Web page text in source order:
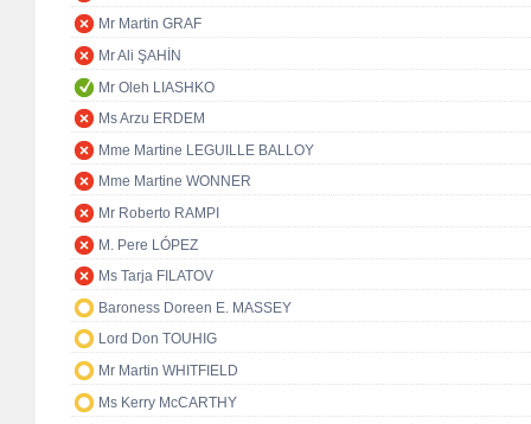
Mr Martin GRAF
Mr Ali ŞAHİN
Mr Oleh LIASHKO
Ms Arzu ERDEM
Mme Martine LEGUILLE BALLOY
Mme Martine WONNER
Mr Roberto RAMPI
M. Pere LÓPEZ
Ms Tarja FILATOV
Baroness Doreen E. MASSEY
Lord Don TOUHIG
Mr Martin WHITFIELD
Ms Kerry McCARTHY